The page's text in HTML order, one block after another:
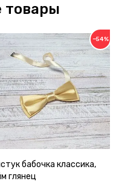
товары
−54%
бабочка классика,
глянец